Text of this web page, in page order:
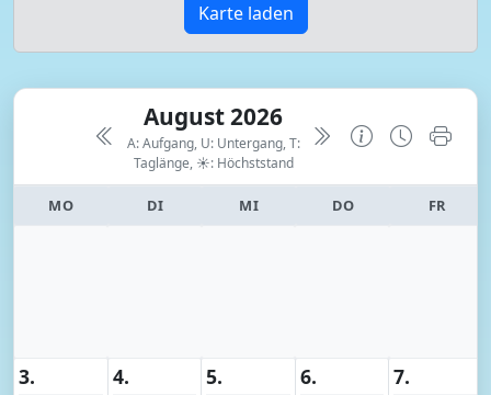
Karte laden
August 2026
A: Aufgang, U: Untergang, T:
Taglänge, ☀: Höchststand
MO DI MI DO FR
3. 4. 5. 6. 7.